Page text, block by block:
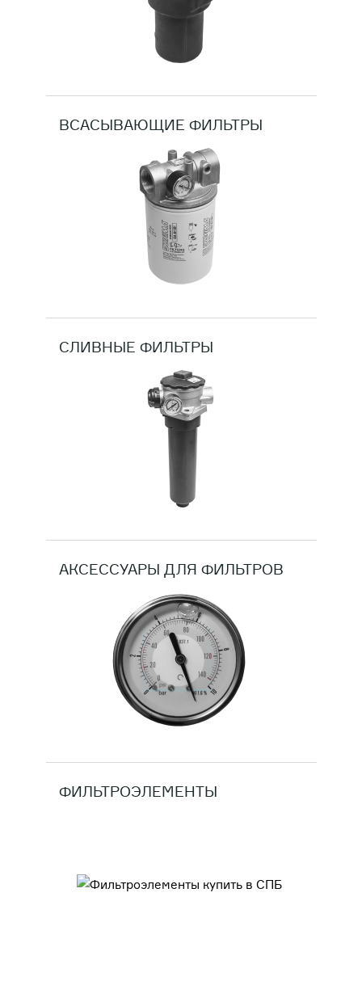
ОБОРУДОВАНИЕ ДЛЯ КАБИН
СЕЛЬСКОХОЗЯЙСТВЕННОЕ
ОБОРУДОВАНИЕ
ТРАНСМИССИЯ, КПП
ВСАСЫВАЮЩИЕ ФИЛЬТРЫ
СЛИВНЫЕ ФИЛЬТРЫ
АКСЕССУАРЫ ДЛЯ ФИЛЬТРОВ
ФИЛЬТРОЭЛЕМЕНТЫ